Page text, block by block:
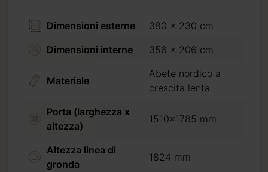
Dimensioni esterne
380 x 230 cm
Dimensioni interne
356 x 206 cm
Materiale
Abete nordico a
crescita lenta
Porta (larghezza x
altezza)
1510x1785 mm
Altezza linea di
gronda
1824 mm